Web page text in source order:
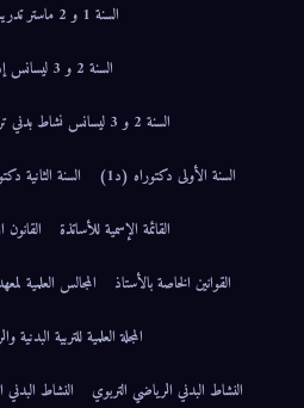
السنة 1 و 2 ماستر تدريب
السنة 2 و 3 ليسانس إدارة وتسيير
السنة 2 و 3 ليسانس نشاط بدني تربوي
السنة الأولى دكتوراه (د1)
السنة الثانية
القائمة الإسمية للأساتذة
القوانين الخاصة بالأستاذ
المجالس العلمية
المجلة العلمية للتربية البدنية
النشاط البدني الرياضي التربوي
النشاط